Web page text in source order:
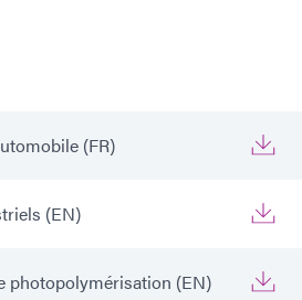
(FR)
(EN)
photopolymérisation (EN)